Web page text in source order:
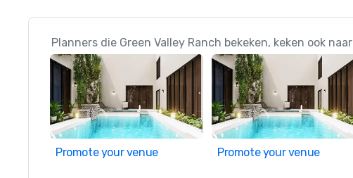
Planners die Green Valley Ranch bekeken, keken ook naar
Promote your venue Promote your venue